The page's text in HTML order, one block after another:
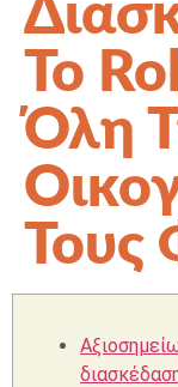
Το
Όλη
Τους